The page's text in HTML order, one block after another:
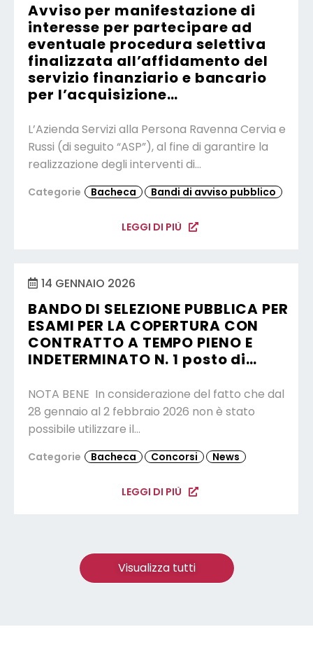
Avviso per manifestazione di
interesse per partecipare ad
eventuale procedura selettiva
finalizzata all’affidamento del
servizio finanziario e bancario
per l’acquisizione…
L’Azienda Servizi alla Persona Ravenna Cervia e
Russi (di seguito “ASP”), al fine di garantire la
realizzazione degli interventi di…
Categorie Bacheca Bandi di avviso pubblico
LEGGI DI PIÙ
14 GENNAIO 2026
BANDO DI SELEZIONE PUBBLICA PER
ESAMI PER LA COPERTURA CON
CONTRATTO A TEMPO PIENO E
INDETERMINATO N. 1 posto di…
NOTA BENE In considerazione del fatto che dal
28 gennaio al 2 febbraio 2026 non è stato
possibile utilizzare il…
Categorie Bacheca Concorsi News
LEGGI DI PIÙ
Visualizza tutti